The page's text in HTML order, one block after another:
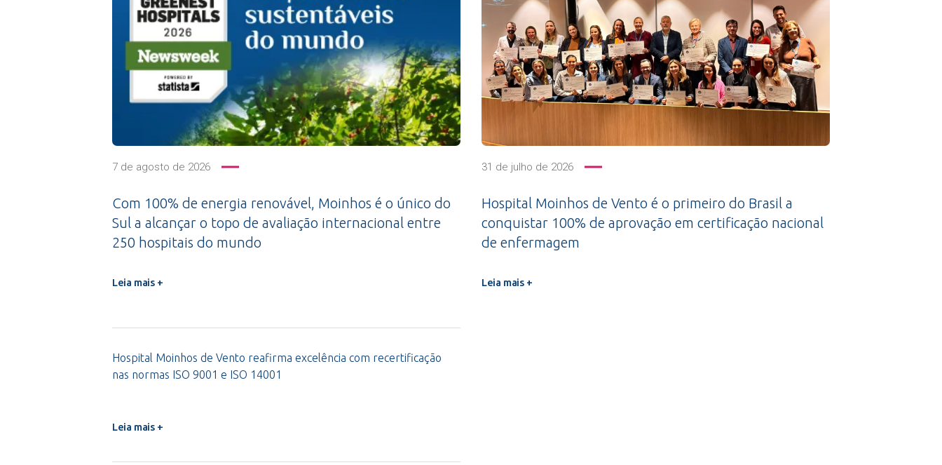
7 de agosto de 2026
Com 100% de energia renovável, Moinhos é o único do
Sul a alcançar o topo de avaliação internacional entre
250 hospitais do mundo
Leia mais +
31 de julho de 2026
Hospital Moinhos de Vento é o primeiro do Brasil a
conquistar 100% de aprovação em certificação nacional
de enfermagem
Leia mais +
Hospital Moinhos de Vento reafirma excelência com recertificação
nas normas ISO 9001 e ISO 14001
Leia mais +